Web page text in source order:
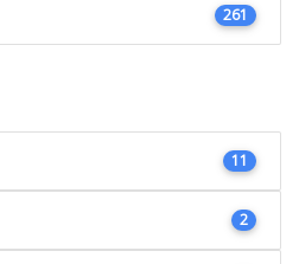
261
11
2